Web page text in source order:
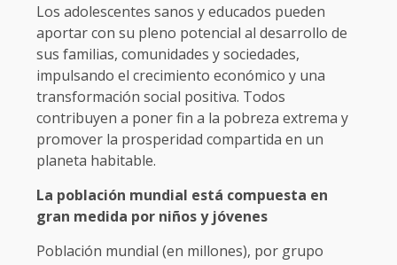
Los adolescentes sanos y educados pueden
aportar con su pleno potencial al desarrollo de
sus familias, comunidades y sociedades,
impulsando el crecimiento económico y una
transformación social positiva. Todos
contribuyen a poner fin a la pobreza extrema y
promover la prosperidad compartida en un
planeta habitable.
La población mundial está compuesta en
gran medida por niños y jóvenes
Población mundial (en millones), por grupo